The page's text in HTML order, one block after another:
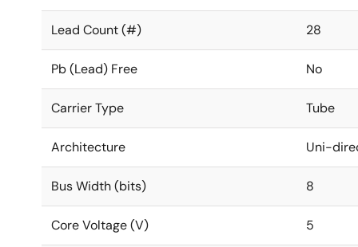
Lead Count (#) 28
Pb (Lead) Free No
Carrier Type Tube
Architecture Uni-
Bus Width (bits) 8
Core Voltage (V) 5